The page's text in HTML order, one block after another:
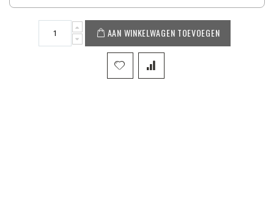
AAN WINKELWAGEN TOEVOEGEN